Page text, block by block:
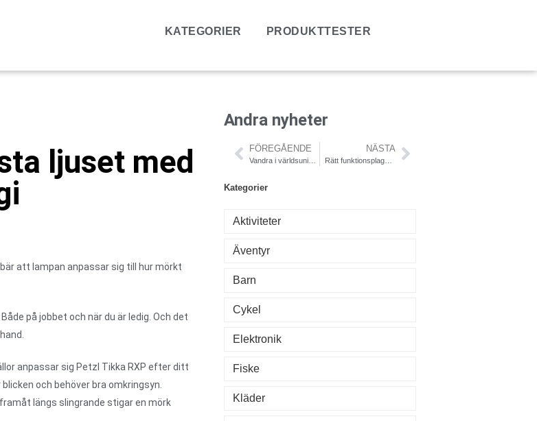
KATEGORIER PRODUKTTESTER
ljuset med
att lampan anpassar sig till hur mörkt
på jobbet och när du är ledig. Och det
anpassar sig Petzl Tikka RXP efter ditt
och behöver bra omkringsyn.
längs slingrande stigar en mörk
Andra nyheter
FÖREGÅENDE
Vandra i världsunik natur vid Höga Kusten
NÄSTA
Kategorier
Aktiviteter
Äventyr
Barn
Cykel
Elektronik
Fiske
Kläder